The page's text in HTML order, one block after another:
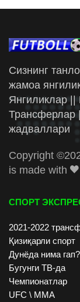
Сизнинг
жамоа
Янгиликлар
Трансферлар
жадваллари
Copyright ©
is made with
СПОРТ
2021-2022
Қизиқарли спорт
Дунёда нима гап?
Бугунги ТВ-да
Чемпионатлар
UFC \ ММА